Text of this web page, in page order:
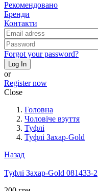
Рекомендовано
Бренди
Контакти
Forgot your password?
Log In
or
Register now
Close
Головна
Чоловіче взуття
Туфлі
Туфлі Захар-Gold
Назад
Туфлі Захар-Gold 081433-2